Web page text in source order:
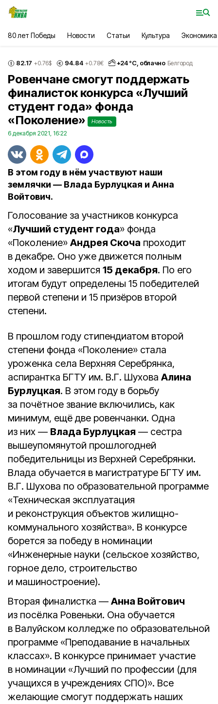
80 лет Победы Новости Статьи Культура Экономика
82.17 +0.76$ 94.84 +0.78€ +24°С, облачно Белгород
Ровенчане смогут поддержать
финалисток конкурса «Лучший
студент года» фонда
«Поколение»
Новость
6 декабря 2021, 16:22
В этом году в нём участвуют наши
землячки — Влада Бурлуцкая и Анна
Войтович.
Голосование за участников конкурса
«Лучший студент года» фонда
«Поколение» Андрея Скоча проходит
в декабре. Оно уже движется полным
ходом и завершится 15 декабря. По его
итогам будут определены 15 победителей
первой степени и 15 призёров второй
степени.
В прошлом году стипендиатом второй
степени фонда «Поколение» стала
уроженка села Верхняя Серебрянка,
аспирантка БГТУ им. В.Г. Шухова Алина
Бурлуцкая. В этом году в борьбу
за почётное звание включились, как
минимум, ещё две ровенчанки. Одна
из них — Влада Бурлуцкая — сестра
вышеупомянутой прошлогодней
победительницы из Верхней Серебрянки.
Влада обучается в магистратуре БГТУ им.
В.Г. Шухова по образовательной программе
«Техническая эксплуатация
и реконструкция объектов жилищно-
коммунального хозяйства». В конкурсе
борется за победу в номинации
«Инженерные науки (сельское хозяйство,
горное дело, строительство
и машиностроение).
Вторая финалистка — Анна Войтович
из посёлка Ровеньки. Она обучается
в Валуйском колледже по образовательной
программе «Преподавание в начальных
классах». В конкурсе принимает участие
в номинации «Лучший по профессии (для
учащихся в учреждениях СПО)». Все
желающие смогут поддержать наших